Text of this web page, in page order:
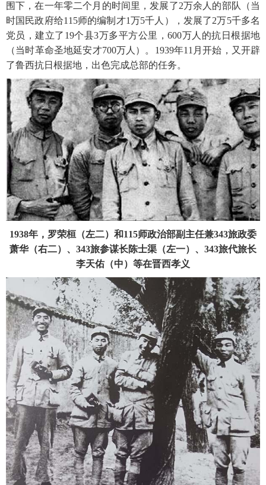
围下，在一年零二个月的时间里，发展了2万余人的部队（当
时国民政府给115师的编制才1万5千人），发展了2万5千多名
党员，建立了19个县3万多平方公里，600万人的抗日根据地
（当时革命圣地延安才700万人）。1939年11月开始，又开辟
了鲁西抗日根据地，出色完成总部的任务。
1938年，罗荣桓（左二）和115师政治部副主任兼343旅政委
萧华（右二）、343旅参谋长陈士渠（左一）、343旅代旅长
李天佑（中）等在晋西孝义